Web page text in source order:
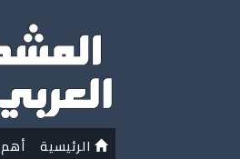
الرئيسية أهم